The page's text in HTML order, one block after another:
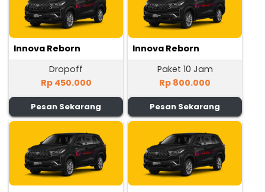
Innova Reborn
Dropoff
Rp 450.000
Pesan Sekarang
Innova Reborn
Paket 10 Jam
Rp 800.000
Pesan Sekarang